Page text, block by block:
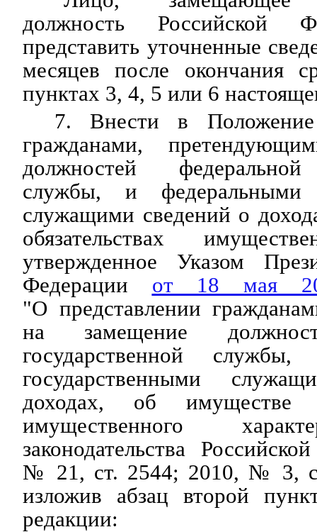
должность Российской
представить уточненные
месяцев после окончания
пунктах 3, 4, 5 или 6
7. Внести в Положение
гражданами,
должностей федеральной
службы, и федеральными
служащими сведений о
обязательствах
утвержденное Указом
Федерации от 18 мая
"О представлении
на замещение
государственной
государственными
доходах, об имуществе и
имущественного
законодательства
№ 21, ст. 2544; 2010, № 3,
изложив абзац второй
редакции: